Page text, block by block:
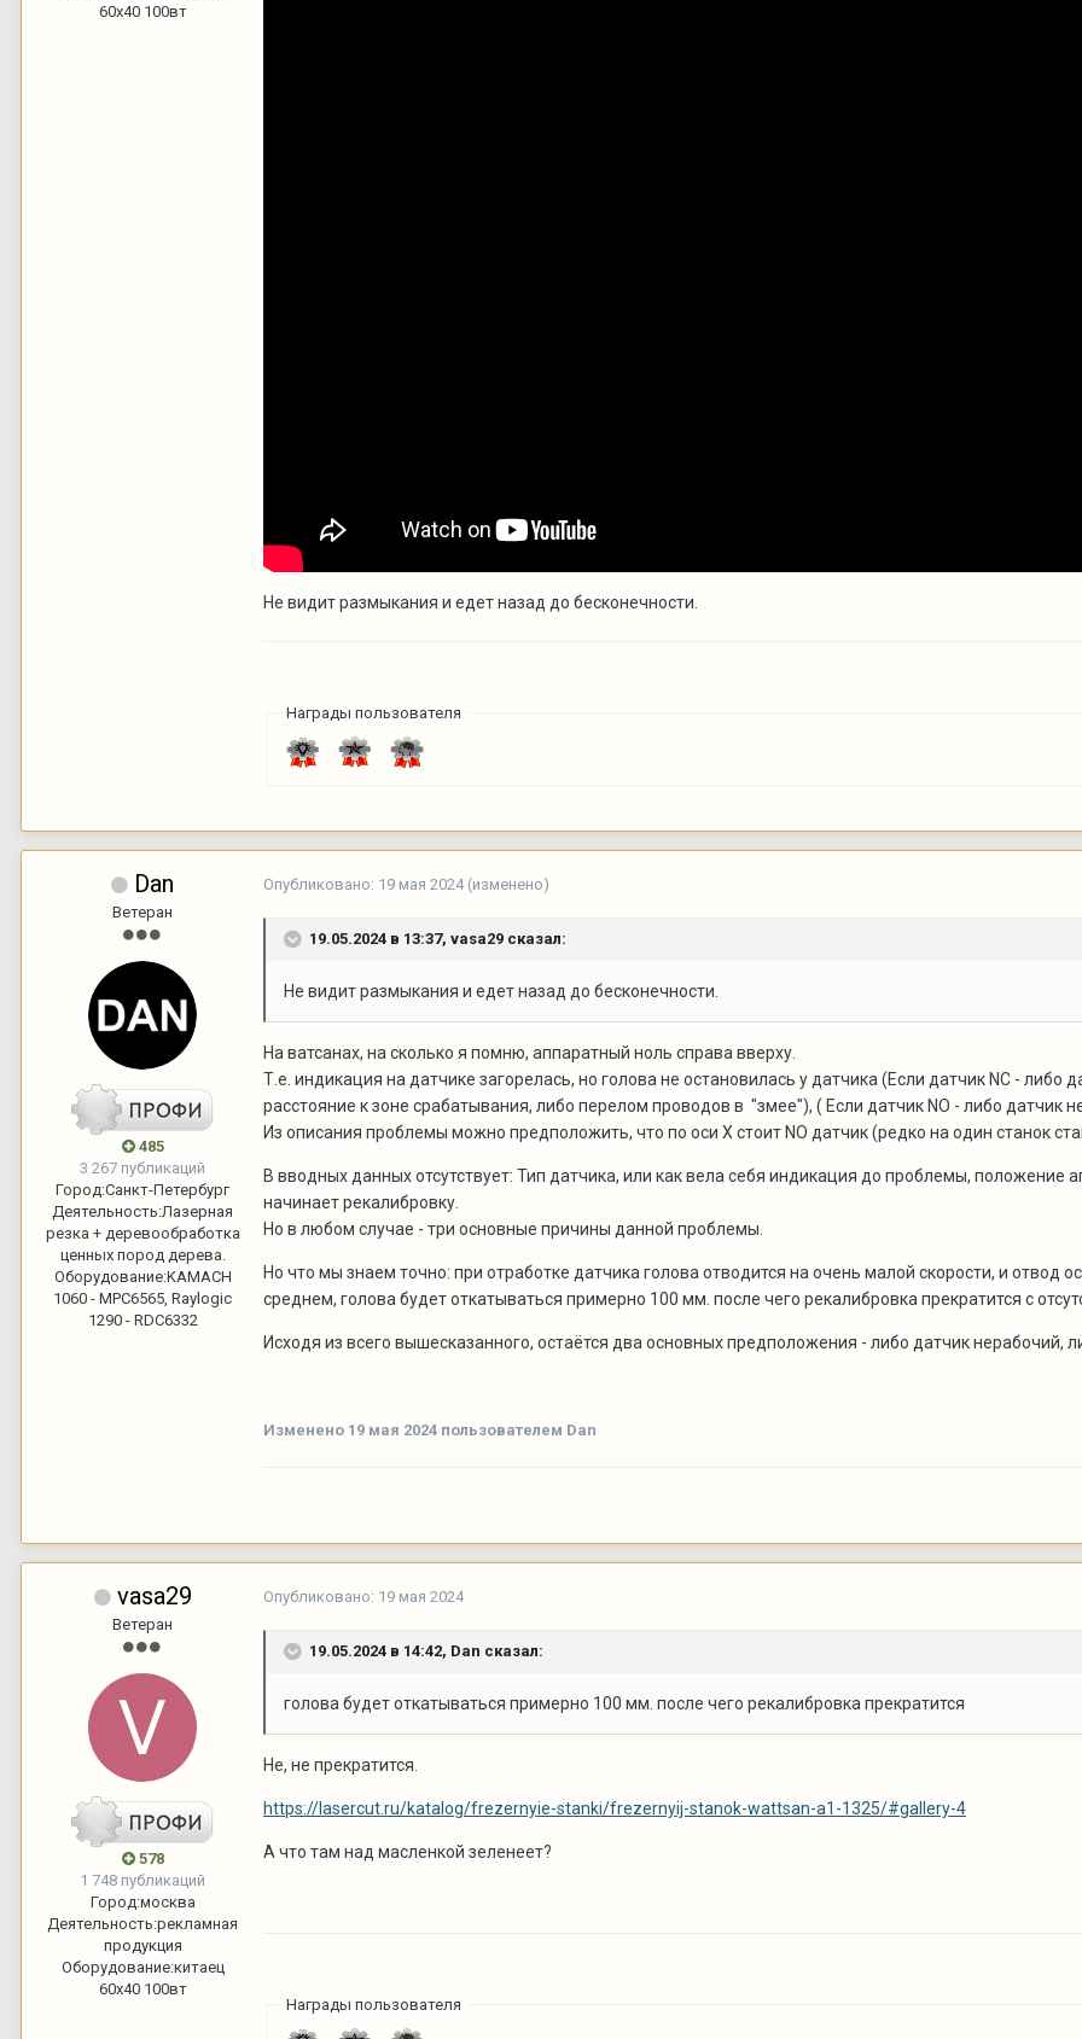
60х40 100вт
Не видит размыкания и едет назад до бесконечности.
Награды пользователя
Dan
Ветеран
485
3 267 публикаций
Город:Санкт-Петербург
Деятельность:Лазерная
резка + деревообработка
ценных пород дерева.
Оборудование:KAMACH
1060 - MPC6565, Raylogic
1290 - RDC6332
Опубликовано: 19 мая 2024 (изменено)
19.05.2024 в 13:37, vasa29 сказал:
Не видит размыкания и едет назад до бесконечности.
На ватсанах, на сколько я помню, аппаратный ноль справа вверху.
Т.е. индикация на датчике загорелась, но голова не остановилась у датчика (Если датчик NС - либо
расстояние к зоне срабатывания, либо перелом проводов в "змее"), ( Если датчик NO - либо датчик
Из описания проблемы можно предположить, что по оси Х стоит NO датчик (редко на один станок
В вводных данных отсутствует: Тип датчика, или как вела себя индикация до проблемы, положение
начинает рекалибровку.
Но в любом случае - три основные причины данной проблемы.
Но что мы знаем точно: при отработке датчика голова отводится на очень малой скорости, и
среднем, голова будет откатываться примерно 100 мм. после чего рекалибровка прекратится с
Исходя из всего вышесказанного, остаётся два основных предположения - либо датчик нерабочий,
Изменено 19 мая 2024 пользователем Dan
vasa29
Ветеран
578
1 748 публикаций
Город:москва
Деятельность:рекламная
продукция
Оборудование:китаец
60х40 100вт
Опубликовано: 19 мая 2024
19.05.2024 в 14:42, Dan сказал:
голова будет откатываться примерно 100 мм. после чего рекалибровка прекратится
Не, не прекратится.
https://lasercut.ru/katalog/frezernyie-stanki/frezernyij-stanok-wattsan-a1-1325/#gallery-4
А что там над масленкой зеленеет?
Награды пользователя